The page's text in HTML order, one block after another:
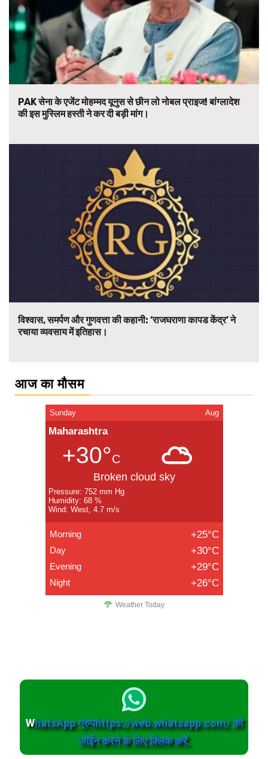
PAK सेना के एजेंट मोहम्मद यूनुस से छीन लो नोबल प्राइज! बांग्लादेश
की इस मुस्लिम हस्ती ने कर दी बड़ी मांग।
विश्वास, समर्पण और गुणवत्ता की कहानी: ‘राजघराणा कापड केंद्र’ ने
रचाया व्यवसाय में इतिहास।
आज का मौसम
Sunday Aug
Maharashtra
+30°C
Broken cloud sky
Pressure: 752 mm Hg
Humidity: 68 %
Wind: West, 4.7 m/s
Morning +25°C
Day +30°C
Evening +29°C
Night +26°C
Weather Today
WhatsApp ग्रुपhttps://web.whatsapp.com/ को
जॉईन करने के लिए क्लिक करें.